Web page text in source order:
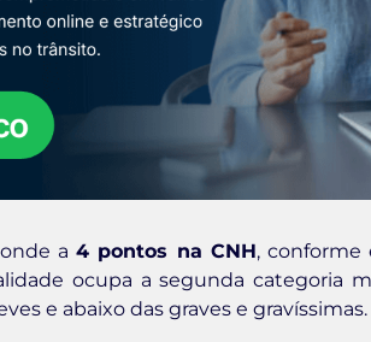
a4 pontos na CNH, conforme
ocupa a segunda categoria
e abaixo das graves e gravíssimas.